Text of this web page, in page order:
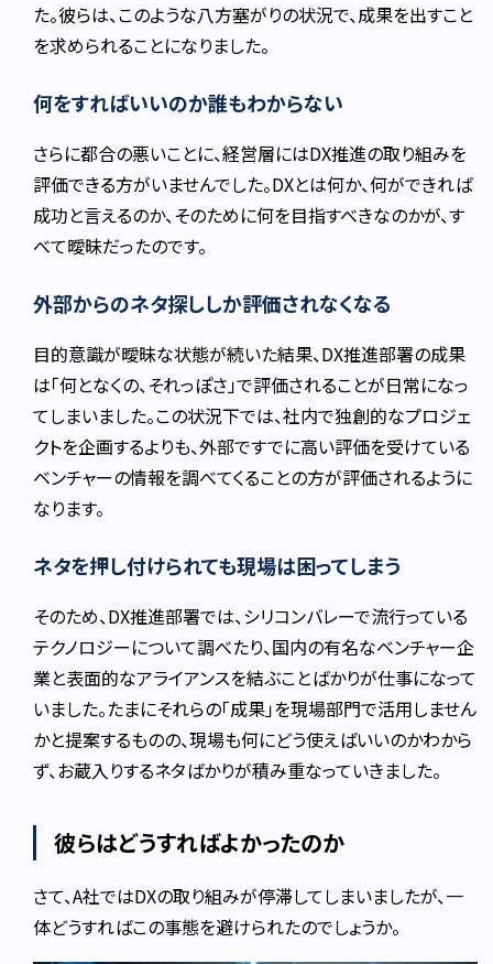
た。彼らは、このような八方塞がりの状況で、成果を出すこと
を求められることになりました。
何をすればいいのか誰もわからない
さらに都合の悪いことに、経営層にはDX推進の取り組みを
評価できる方がいませんでした。DXとは何か、何ができれば
成功と言えるのか、そのために何を目指すべきなのかが、す
べて曖昧だったのです。
外部からのネタ探ししか評価されなくなる
目的意識が曖昧な状態が続いた結果、DX推進部署の成果
は「何となくの、それっぽさ」で評価されることが日常になっ
てしまいました。この状況下では、社内で独創的なプロジェ
クトを企画するよりも、外部ですでに高い評価を受けている
ベンチャーの情報を調べてくることの方が評価されるように
なります。
ネタを押し付けられても現場は困ってしまう
そのため、DX推進部署では、シリコンバレーで流行っている
テクノロジーについて調べたり、国内の有名なベンチャー企
業と表面的なアライアンスを結ぶことばかりが仕事になって
いました。たまにそれらの「成果」を現場部門で活用しません
かと提案するものの、現場も何にどう使えばいいのかわから
ず、お蔵入りするネタばかりが積み重なっていきました。
彼らはどうすればよかったのか
さて、A社ではDXの取り組みが停滞してしまいましたが、一
体どうすればこの事態を避けられたのでしょうか。